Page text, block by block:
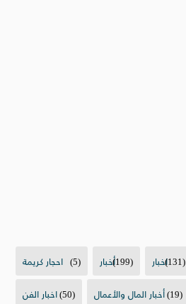
احجار كريمة (5) أخبار(199) اخبار(131)
اخبار الفن(50) أخبار المال والأعمال(19)